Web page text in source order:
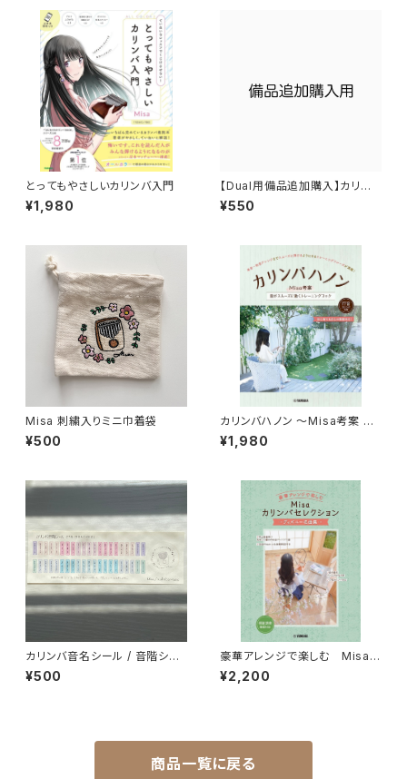
とってもやさしいカリンバ入門
¥1,980
【Dual用備品追加購入】カリン
バ用チェーン / チューニングハ
ンマー /AUXオーディオケーブ
¥550
Misa 刺繍入りミニ巾着袋
¥500
カリンバハノン ～Misa考案 指
がスムーズに動くトレーニングブ
ック～
¥1,980
カリンバ音名シール / 音階シー
ル
¥500
豪華アレンジで楽しむ Misaカ
リンバセレクション ～ディズニ
ー名曲集～
¥2,200
商品一覧に戻る